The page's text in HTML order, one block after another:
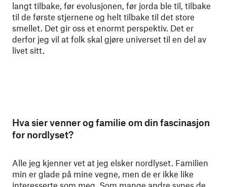
langt tilbake, før evolusjonen, før jorda ble til, tilbake
til de første stjernene og helt tilbake til det store
smellet. Det gir oss et enormt perspektiv. Det er
derfor jeg vil at folk skal gjøre universet til en del av
livet sitt.
Hva sier venner og familie om din fascinasjon
for nordlyset?
Alle jeg kjenner vet at jeg elsker nordlyset. Familien
min er glade på mine vegne, men de er ikke like
interesserte som meg. Som mange andre synes de